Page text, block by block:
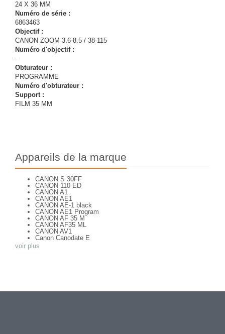
24 X 36 MM
Numéro de série :
6863463
Objectif :
CANON ZOOM 3.6-8.5 / 38-115
Numéro d'objectif :
-
Obturateur :
PROGRAMME
Numéro d'obturateur :
Support :
FILM 35 MM
Appareils de la marque
CANON S 30FF
CANON 110 ED
CANON A1
CANON AE1
CANON AE-1 black
CANON AE1 Program
CANON AF 35 M
CANON AF35 ML
CANON AV1
Canon Canodate E
CANON Canonet QL 25
CANON Demi EE 17
voir plus